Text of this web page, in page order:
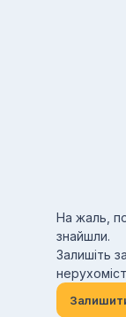
На жаль,
знайшли.
Залишіть